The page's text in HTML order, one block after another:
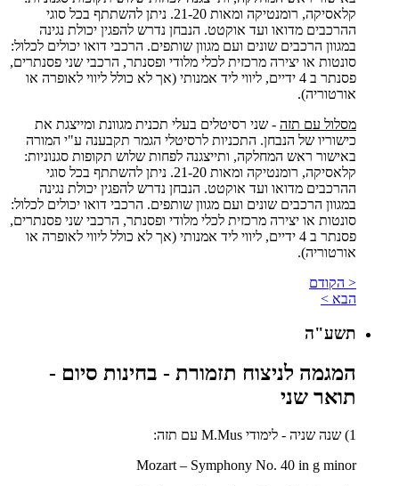
קלאסיקה, רומנטיקה ומאות 21-20. ניתן להשתתף בכל סוגי
ההרכבים מדואו ועד אוקטט. הנבחן נדרש להפגין יכולת נגינה
במגוון הרכבים שונים ועם מגוון שותפים. הרכבי דואו יכולים לכלול:
סונטות או יצירה מרכזית לכלי מלודי ופסנתר, הרכבי שני פסנתרים,
פסנתר ב 4 ידיים, ליווי ליד אמנותי (אך לא כולל ליווי לאופרה או
אורטוריה).
מסלול עם תזה - שני רסיטלים בעלי תכנית מגוונת ומייצגת את
כישוריו של הנבחן. התכניות לרסיטלי הגמר תקבענה ע"י המורה
באישור ראש המחלקה, ותייצגנה לפחות שלוש תקופות סגנוניות:
קלאסיקה, רומנטיקה ומאות 21-20. ניתן להשתתף בכל סוגי
ההרכבים מדואו ועד אוקטט. הנבחן נדרש להפגין יכולת נגינה
במגוון הרכבים שונים ועם מגוון שותפים. הרכבי דואו יכולים לכלול:
סונטות או יצירה מרכזית לכלי מלודי ופסנתר, הרכבי שני פסנתרים,
פסנתר ב 4 ידיים, ליווי ליד אמנותי (אך לא כולל ליווי לאופרה או
אורטוריה).
< הקודם
הבא >
תשע"ה
המגמה לניצוח תזמורת - בחינות סיום -
תואר שני
1) שנה שניה - לימודי M.Mus עם תזה:
Mozart – Symphony No. 40 in g minor